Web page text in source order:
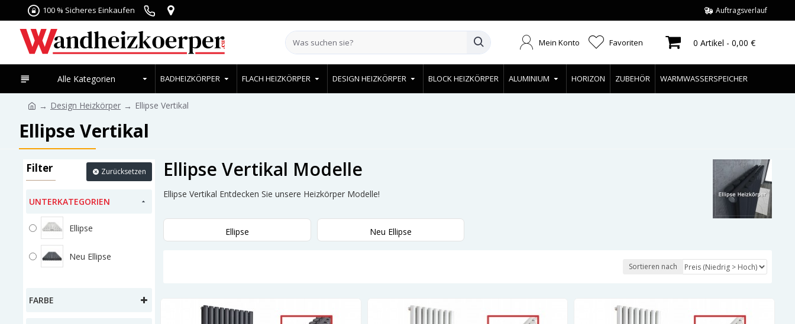
100 % Sicheres Einkaufen Auftragsverlauf
Mein Konto Favoriten 0 Artikel - 0,00 €
Alle Kategorien BADHEIZKÖRPER FLACH HEIZKÖRPER DESIGN HEIZKÖRPER BLOCK HEIZKÖRPER ALUMINIUM HORIZON ZUBEHÖR WARMWASSERSPEICHER
Design Heizkörper Ellipse Vertikal
Ellipse Vertikal
Filter Zurücksetzen
UNTERKATEGORIEN
Ellipse
Neu Ellipse
FARBE
Ellipse Vertikal Modelle
Ellipse Vertikal Entdecken Sie unsere Heizkörper Modelle!
Ellipse Neu Ellipse
Sortieren nach